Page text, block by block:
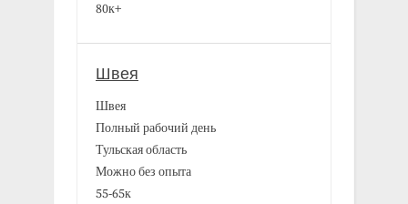
80к+
Швея
Швея
Полный рабочий день
Тульская область
Можно без опыта
55-65к